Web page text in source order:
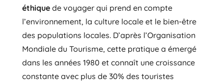
éthiquede voyager qui prend en compte
l’environnement, la culture locale et le bien-être
des populations locales. D’après l’Organisation
Mondiale du Tourisme, cette pratique a émergé
dans les années 1980 et connaît une croissance
constante avec plus de 30% des touristes